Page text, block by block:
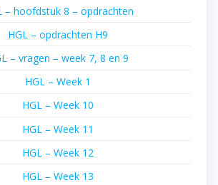
– hoofdstuk 8 – opdrachten
HGL – opdrachten H9
– vragen – week 7, 8 en 9
HGL – Week 1
HGL – Week 10
HGL – Week 11
HGL – Week 12
HGL – Week 13